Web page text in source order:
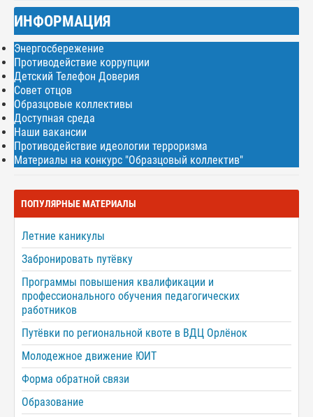
ИНФОРМАЦИЯ
Энергосбережение
Противодействие коррупции
Детский Телефон Доверия
Совет отцов
Образцовые коллективы
Доступная среда
Наши вакансии
Противодействие идеологии терроризма
Материалы на конкурс "Образцовый коллектив"
ПОПУЛЯРНЫЕ МАТЕРИАЛЫ
Летние каникулы
Забронировать путёвку
Программы повышения квалификации и
профессионального обучения педагогических
работников
Путёвки по региональной квоте в ВДЦ Орлёнок
Молодежное движение ЮИТ
Форма обратной связи
Образование